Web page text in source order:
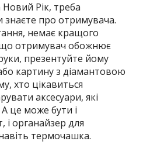
Рік, треба
про отримувача.
немає кращого
отримувач обожнює
презентуйте йому
картину з діамантовою
хто цікавиться
аксесуари, які
це може бути і
і органайзер для
термочашка.